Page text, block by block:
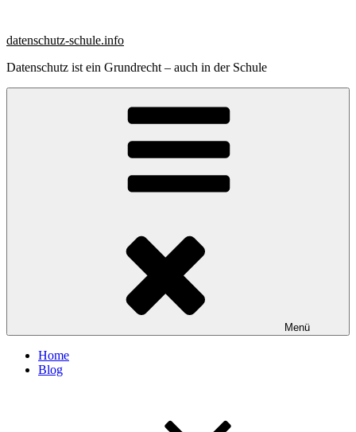
springen
datenschutz-schule.info
Datenschutz ist ein Grundrecht – auch in der Schule
Menü
Home
Blog